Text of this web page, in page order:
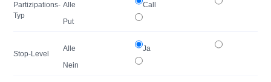
Partizipations-
Typ
Alle
Call
Put
Stop-Level
Alle
Ja
Nein